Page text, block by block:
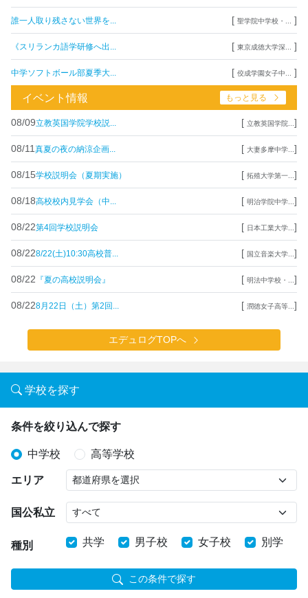
誰一人取り残さない世界を... [ 聖学院中学校・... ]
《スリランカ語学研修へ出... [ 東京成徳大学深... ]
中学ソフトボール部夏季大... [ 佼成学園女子中... ]
イベント情報 もっと見る
08/09立教英国学院学校説... [ 立教英国学院... ]
08/11 真夏の夜の納涼企画... [ 大妻多摩中学... ]
08/15学校説明会（夏期実施） [ 拓殖大学第一... ]
08/18高校校内見学会（中... [ 明治学院中学... ]
08/22第4回学校説明会 [ 日本工業大学... ]
08/228/22(土)10:30高校普... [ 国立音楽大学... ]
08/22 『夏の高校説明会』 [ 明法中学校・... ]
08/228月22日（土）第2回... [ 潤徳女子高等... ]
エデュログTOPへ
学校を探す
条件を絞り込んで探す
中学校 高等学校
エリア
国公私立
種別 共学 男子校 女子校 別学
この条件で探す